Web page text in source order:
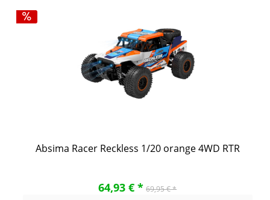
Absima Racer Reckless 1/20 orange 4WD RTR
64,93 € * 69,95 € *